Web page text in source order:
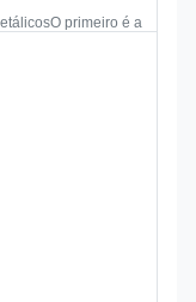
primeiro é a